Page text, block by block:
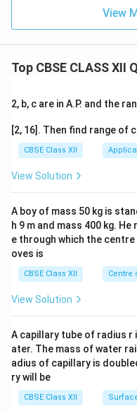
View
Top CBSE CLASS XII
2, b, c are in A.P. and the
[2, 16]. Then find range of
CBSE Class XII
View Solution
A boy of mass 50 kg is
h 9 m and mass 400 kg.
e through which the
oves is
CBSE Class XII Centre
View Solution
A capillary tube of radius r
ater. The mass of water
adius of capillary is
ry will be
CBSE Class XII